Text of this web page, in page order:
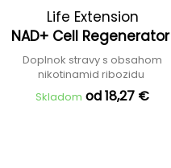
Life Extension
NAD+ Cell Regenerator
Doplnok stravy s obsahom
nikotinamid ribozidu
Skladom od 18,27 €